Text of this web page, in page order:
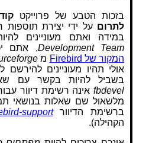
בזכות הטבע של פרוייקט
לתרום על ידי יצירת תוספות
במידה ואתם מעוניינים
Development Team, אתם
המקור של Firebird
מ
אולי תהיו מעוניינים
בשביל להיות בקשר עם
fbdevel אינה רשימת דיוור
מלשאול שם שאלות בנושאי
ברשימת הדיוורsupport
הקהילה).